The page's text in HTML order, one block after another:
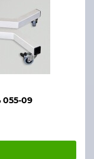
055-09